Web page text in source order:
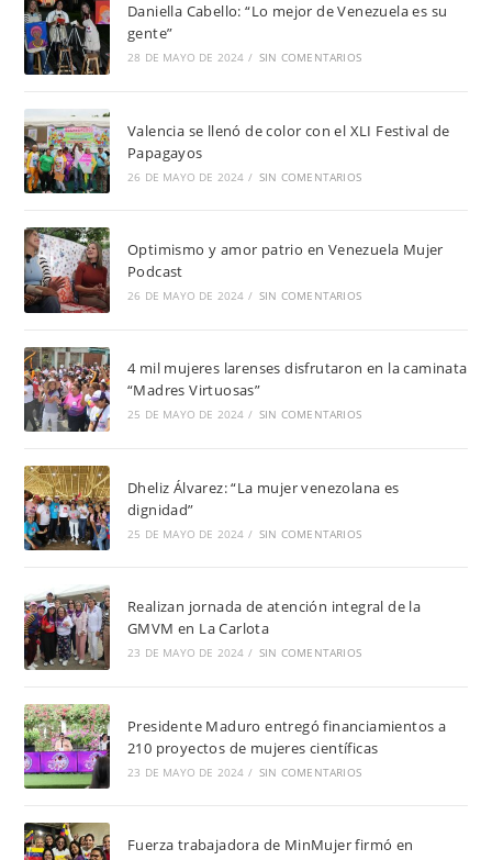
Daniella Cabello: “Lo mejor de Venezuela es su
gente”
28 DE MAYO DE 2024 / SIN COMENTARIOS
Valencia se llenó de color con el XLI Festival de
Papagayos
26 DE MAYO DE 2024 / SIN COMENTARIOS
Optimismo y amor patrio en Venezuela Mujer
Podcast
26 DE MAYO DE 2024 / SIN COMENTARIOS
4 mil mujeres larenses disfrutaron en la caminata
“Madres Virtuosas”
25 DE MAYO DE 2024 / SIN COMENTARIOS
Dheliz Álvarez: “La mujer venezolana es
dignidad”
25 DE MAYO DE 2024 / SIN COMENTARIOS
Realizan jornada de atención integral de la
GMVM en La Carlota
23 DE MAYO DE 2024 / SIN COMENTARIOS
Presidente Maduro entregó financiamientos a
210 proyectos de mujeres científicas
23 DE MAYO DE 2024 / SIN COMENTARIOS
Fuerza trabajadora de MinMujer firmó en